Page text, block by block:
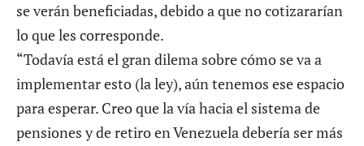
se verán beneficiadas, debido a que no cotizararían
lo que les corresponde.
“Todavía está el gran dilema sobre cómo se va a
implementar esto (la ley), aún tenemos ese espacio
para esperar. Creo que la vía hacia el sistema de
pensiones y de retiro en Venezuela debería ser más